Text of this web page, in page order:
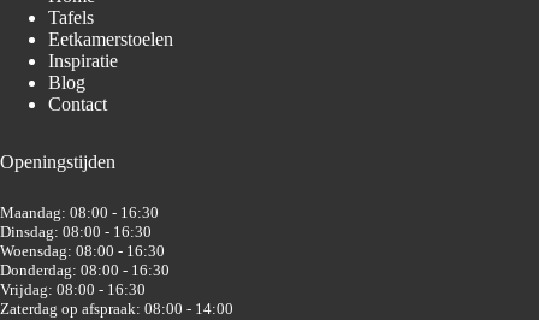
Tafels
Eetkamerstoelen
Inspiratie
Blog
Contact
Openingstijden
Maandag: 08:00 - 16:30
Dinsdag: 08:00 - 16:30
Woensdag: 08:00 - 16:30
Donderdag: 08:00 - 16:30
Vrijdag: 08:00 - 16:30
Zaterdag op afspraak: 08:00 - 14:00